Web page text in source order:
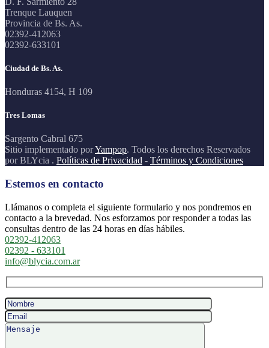
Trenque Lauquen
Provincia de Bs. As.
02392-412063
02392-633101
Ciudad de Bs. As.
Honduras 4154, H 109
Tres Lomas
Sargento Cabral 675
Sitio implementado porYampop. Todos los derechos Reservados
por BLYcia . Políticas de Privacidad - Términos y Condiciones
Estemos en contacto
Llámanos o completa el siguiente formulario y nos pondremos en
contacto a la brevedad. Nos esforzamos por responder a todas las
consultas dentro de las 24 horas en días hábiles.
02392-412063
02392 - 633101
info@blycia.com.ar